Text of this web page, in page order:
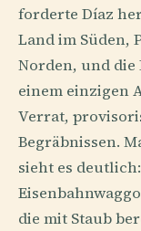
forderte Díaz
Land im Süden,
Norden, und
einem einzigen
Verrat,
Begräbnissen.
sieht es
die mit Staub